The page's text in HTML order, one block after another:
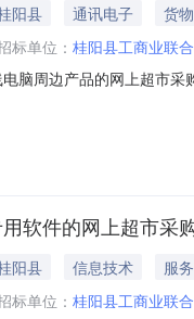
阳县 通讯电子
货物
标单位： 桂阳县工商业联
脑周边产品的网上超市
称:湖南省郴州市桂阳县
软件的网上超市采
阳县 信息技术
服务
标单位： 桂阳县工商业联